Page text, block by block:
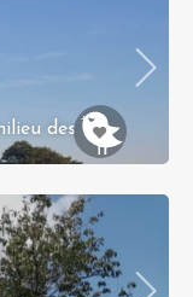
des